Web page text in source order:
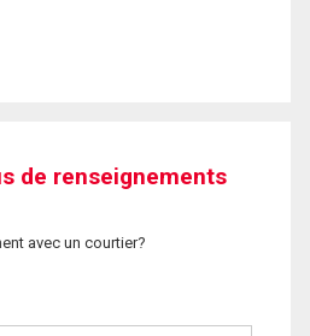
de renseignements
avec un courtier?